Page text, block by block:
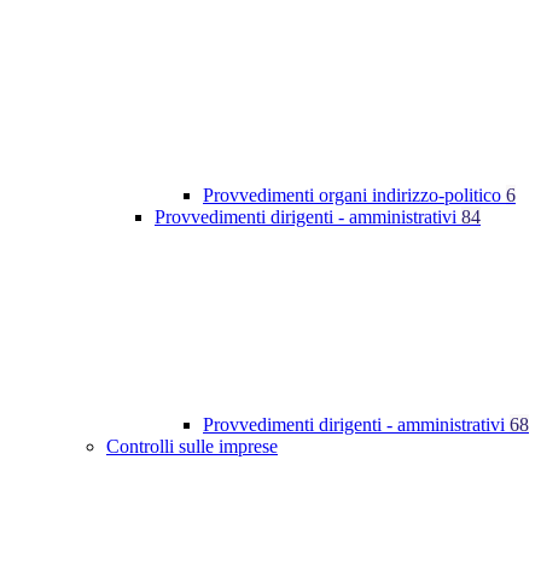
Provvedimenti organi indirizzo-politico 6
Provvedimenti dirigenti - amministrativi 84
Provvedimenti dirigenti - amministrativi 68
Controlli sulle imprese